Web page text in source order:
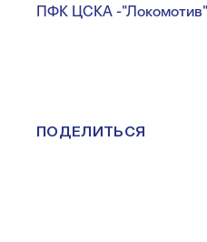
ПФК ЦСКА -
ПОДЕЛИТЬСЯ